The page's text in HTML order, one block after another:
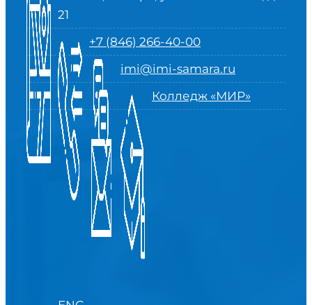
21
+7 (846) 266-40-00
imi@imi-samara.ru
Колледж «МИР»